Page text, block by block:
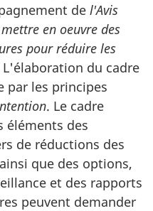
de l'Avis
en oeuvre des
pour réduire les
L'élaboration du cadre
par les principes
. Le cadre
éléments des
de réductions des
que des options,
et des rapports
peuvent demander